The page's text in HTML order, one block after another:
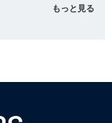
もっと見る